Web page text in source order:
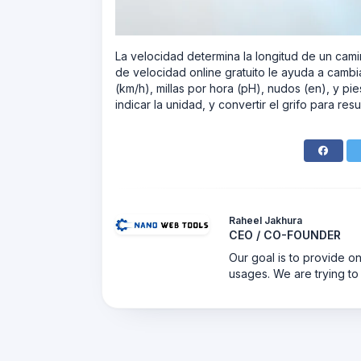
La velocidad determina la longitud de un
de velocidad online gratuito le ayuda a
(km/h), millas por hora (pH), nudos (en), y
indicar la unidad, y convertir el grifo para
Raheel Jakhura
CEO / CO-FOUNDER
Our goal is to provide
usages. We are trying